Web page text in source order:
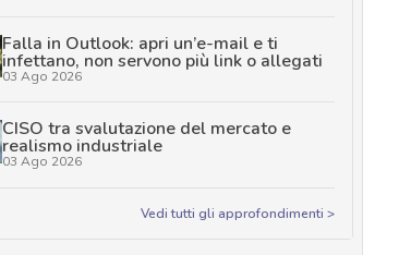
Falla in Outlook: apri un’e-mail e ti
infettano, non servono più link o allegati
03 Ago 2026
CISO tra svalutazione del mercato e
realismo industriale
03 Ago 2026
Vedi tutti gli approfondimenti >